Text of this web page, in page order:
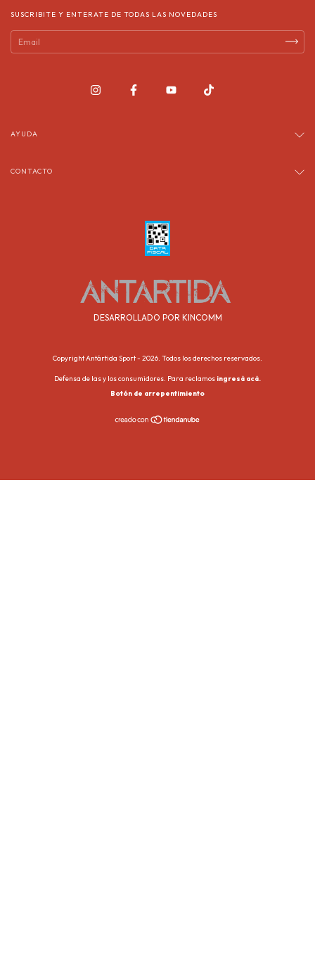
SUSCRIBITE Y ENTERATE DE TODAS LAS NOVEDADES
AYUDA
CONTACTO
DESARROLLADO POR KINCOMM
Copyright Antártida Sport - 2026. Todos los derechos reservados.
Defensa de las y los consumidores. Para reclamos ingresá acá.
Botón de arrepentimiento